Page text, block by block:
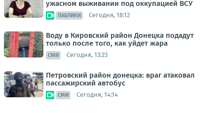
ужасном выживании под оккупацией ВСУ
ПАБЛИКИ Сегодня, 18:12
Воду в Кировский район Донецка подадут
только после того, как уйдет жара
СМИ Сегодня, 13:23
Петровский район донецка: враг атаковал
пассажирский автобус
СМИ Сегодня, 14:14